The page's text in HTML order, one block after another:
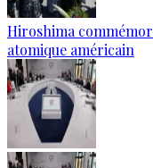
Hiroshima
atomique américain